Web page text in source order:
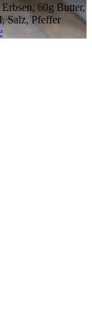
60g Butter,
Salz, Pfeffer